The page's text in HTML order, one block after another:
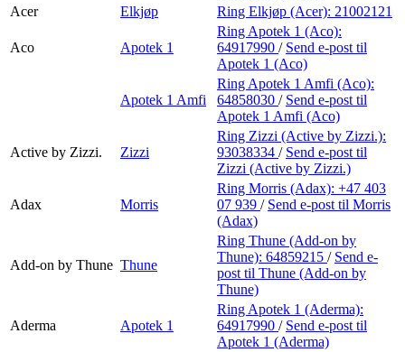
Acer
Elkjøp Ring Elkjøp (Acer): 21002121
Aco Apotek 1
Ring Apotek 1 (Aco):
64917990 / Send e-post til
Apotek 1 (Aco)
Apotek 1 Amfi
Ring Apotek 1 Amfi (Aco):
64858030 / Send e-post til
Apotek 1 Amfi (Aco)
Active by Zizzi. Zizzi
Ring Zizzi (Active by Zizzi.):
93038334 / Send e-post til
Zizzi (Active by Zizzi.)
Adax Morris
Ring Morris (Adax): +47 403
07 939 / Send e-post til Morris
(Adax)
Add-on by Thune Thune
Ring Thune (Add-on by
Thune): 64859215 / Send e-
post til Thune (Add-on by
Thune)
Aderma Apotek 1
Ring Apotek 1 (Aderma):
64917990 / Send e-post til
Apotek 1 (Aderma)